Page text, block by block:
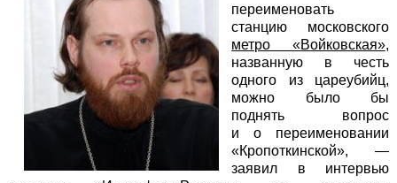
переименовать
станцию московского
метро «Войковская»,
названную в честь
одного из цареубийц,
можно было бы
поднять вопрос
и о переименовании
«Кропоткинской», —
заявил в интервью